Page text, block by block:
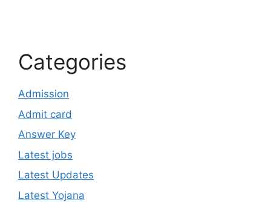
Categories
Admission
Admit card
Answer Key
Latest jobs
Latest Updates
Latest Yojana